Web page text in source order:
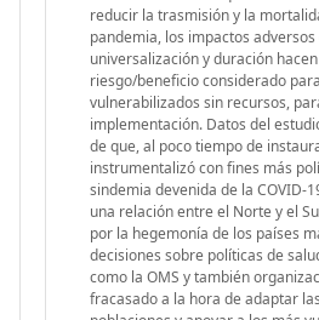
reducir la trasmisión y la
pandemia, los impactos
universalización y duración
riesgo/beneficio considerado
vulnerabilizados sin recursos,
implementación. Datos del
de que, al poco tiempo de
instrumentalizó con fines más
sindemia devenida de la COVID-
una relación entre el Norte y el
por la hegemonía de los países
decisiones sobre políticas de
como la OMS y también
fracasado a la hora de adaptar